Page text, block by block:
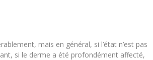
mais en général, si l’état n’est pas
si le derme a été profondément affecté,